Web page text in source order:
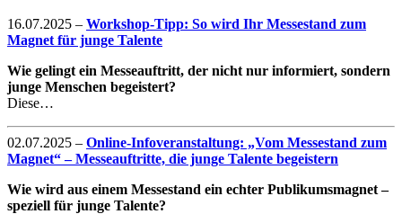
16.07.2025 – Workshop-Tipp: So wird Ihr Messestand zum
Magnet für junge Talente
Wie gelingt ein Messeauftritt, der nicht nur informiert, sondern
junge Menschen begeistert?
Diese…
02.07.2025 – Online-Infoveranstaltung: „Vom Messestand zum
Magnet“ – Messeauftritte, die junge Talente begeistern
Wie wird aus einem Messestand ein echter Publikumsmagnet –
speziell für junge Talente?